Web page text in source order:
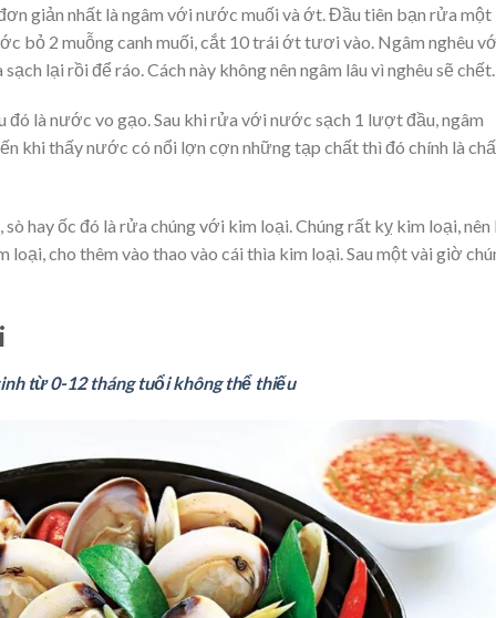
đơn giản nhất là ngâm với nước muối và ớt. Đầu tiên bạn rửa một
bỏ 2 muỗng canh muối, cắt 10 trái ớt tươi vào. Ngâm nghêu
lại rồi để ráo. Cách này không nên ngâm lâu vì nghêu sẽ chết.
đó là nước vo gạo. Sau khi rửa với nước sạch 1 lượt đầu, ngâm
khi thấy nước có nổi lợn cợn những tạp chất thì đó chính là
sò hay ốc đó là rửa chúng với kim loại. Chúng rất kỵ kim loại, nên
cho thêm vào thao vào cái thìa kim loại. Sau một vài giờ
từ 0-12 tháng tuổi không thể thiếu